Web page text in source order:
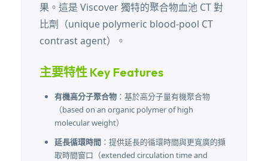
果。這是 Viscover 獨特的聚合物血池 CT 對
比劑（unique polymeric blood-pool CT
contrast agent）。
主要特性 Key Features
有機高分子聚合物 ：基於高分子量有機聚合物
（based on an organic polymer of high
molecular weight）
延長循環時間 ：提供延長的循環時間與更寬廣的擷
取時間窗口（extended circulation time and